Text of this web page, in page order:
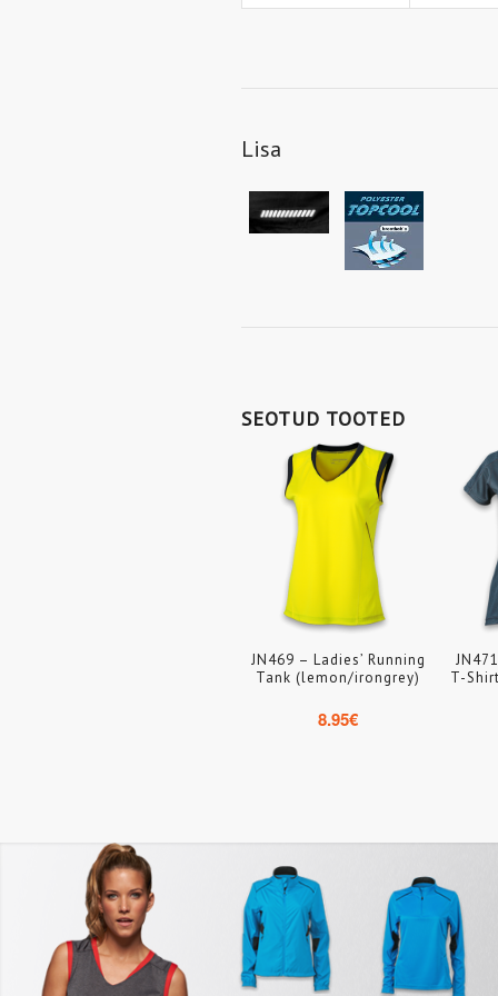
Lisa
SEOTUD TOOTED
JN469 – Ladies’ Running
Tank (lemon/irongrey)
8.95€
T-